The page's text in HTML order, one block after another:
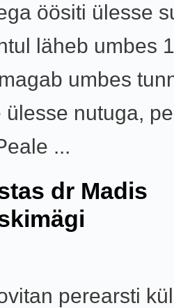
öösiti ülesse
läheb umbes
umbes
ülesse nutuga,
...
dr Madis
perearsti